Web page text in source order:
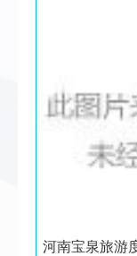
河南宝泉旅游